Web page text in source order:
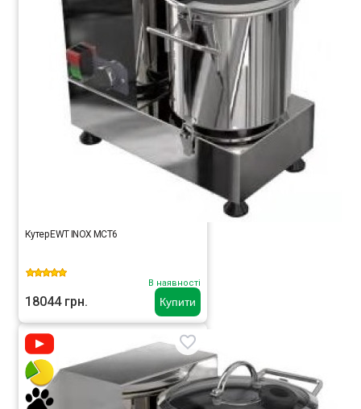
Купити
Кутер EWT INOX MCT6
В наявності
18044 грн.